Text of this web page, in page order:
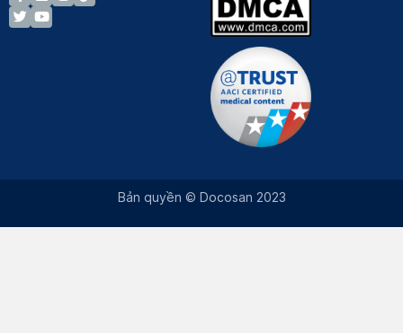
Bản quyền © Docosan 2023